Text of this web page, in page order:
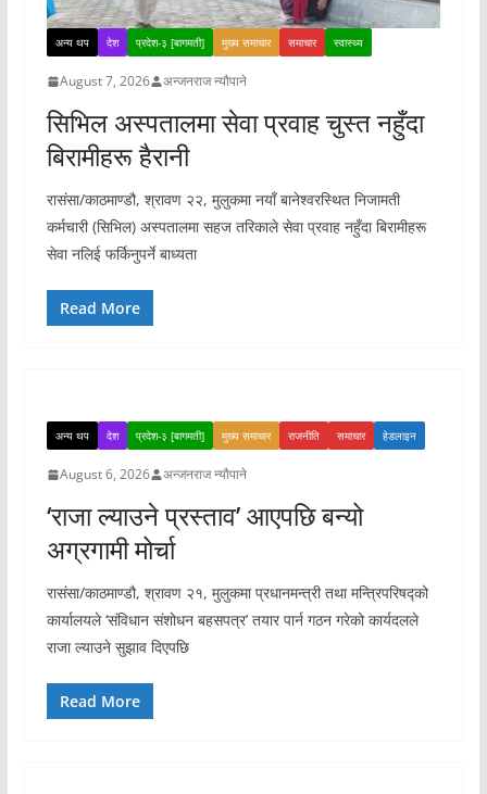
अन्य थप देश प्रदेश-३ [बागमती] मुख्य समाचार समाचार स्वास्थ्य
August 7, 2026 अन्जनराज न्यौपाने
सिभिल अस्पतालमा सेवा प्रवाह चुस्त नहुँदा
बिरामीहरू हैरानी
रासंसा/काठमाण्डौ, श्रावण २२, मुलुकमा नयाँ बानेश्वरस्थित निजामती
कर्मचारी (सिभिल) अस्पतालमा सहज तरिकाले सेवा प्रवाह नहुँदा बिरामीहरू
सेवा नलिई फर्किनुपर्ने बाध्यता
Read More
अन्य थप देश प्रदेश-३ [बागमती] मुख्य समाचार राजनीति समाचार हेडलाइन
August 6, 2026 अन्जनराज न्यौपाने
‘राजा ल्याउने प्रस्ताव’ आएपछि बन्यो
अग्रगामी मोर्चा
रासंसा/काठमाण्डौ, श्रावण २१, मुलुकमा प्रधानमन्त्री तथा मन्त्रिपरिषद्को
कार्यालयले ‘संविधान संशोधन बहसपत्र’ तयार पार्न गठन गरेको कार्यदलले
राजा ल्याउने सुझाव दिएपछि
Read More